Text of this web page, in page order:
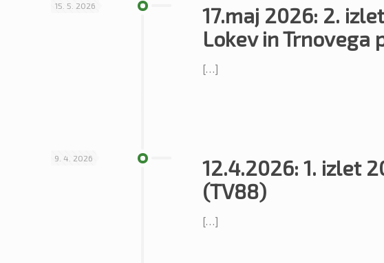
15. 5. 2026
17.maj 2026: 2.
Lokev in Trnovega
[…]
9. 4. 2026
12.4.2026: 1. izlet
(TV88)
[…]